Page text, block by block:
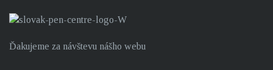
Ďakujeme za návštevu nášho webu